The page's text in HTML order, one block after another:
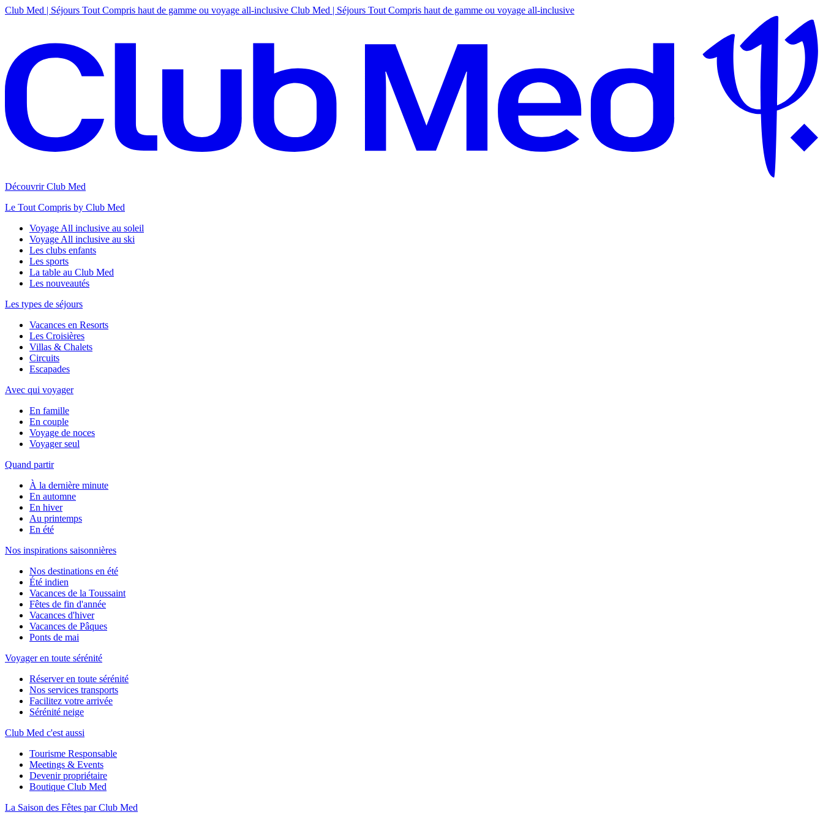
Club Med | Séjours Tout Compris haut de gamme ou voyage all-inclusive Club Med | Séjours Tout Compris haut de gamme ou voyage all-inclusive
Découvrir Club Med
Le Tout Compris by Club Med
Voyage All inclusive au soleil
Voyage All inclusive au ski
Les clubs enfants
Les sports
La table au Club Med
Les nouveautés
Les types de séjours
Vacances en Resorts
Les Croisières
Villas & Chalets
Circuits
Escapades
Avec qui voyager
En famille
En couple
Voyage de noces
Voyager seul
Quand partir
À la dernière minute
En automne
En hiver
Au printemps
En été
Nos inspirations saisonnières
Nos destinations en été
Été indien
Vacances de la Toussaint
Fêtes de fin d'année
Vacances d'hiver
Vacances de Pâques
Ponts de mai
Voyager en toute sérénité
Réserver en toute sérénité
Nos services transports
Facilitez votre arrivée
Sérénité neige
Club Med c'est aussi
Tourisme Responsable
Meetings & Events
Devenir propriétaire
Boutique Club Med
La Saison des Fêtes par Club Med